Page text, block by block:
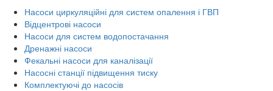
Насоси циркуляційні для систем опалення і ГВП
Відцентрові насоси
Насоси для систем водопостачання
Дренажні насоси
Фекальні насоси для каналізації
Насосні станції підвищення тиску
Комплектуючі до насосів